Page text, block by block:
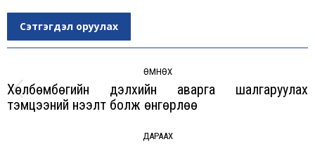
Сэтгэгдэл оруулах
navigation
ӨМНӨХ
Previous
post:
Хөлбөмбөгийн дэлхийн аварга шалгаруулах
тэмцээний нээлт болж өнгөрлөө
ДАРААХ